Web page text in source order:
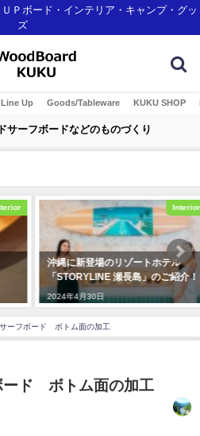
Ｐボード・インテリア・キャンプ・グッ
ズ
Up Goods/Tableware KUKU SHOP
サーフボードなどのものづくり
Interior
沖縄に新登場のリゾートホテル
「STORYLINE 瀬長島」のご紹介！
2024年4月30日
ーフボード ボトム面の加工
ード ボトム面の加工